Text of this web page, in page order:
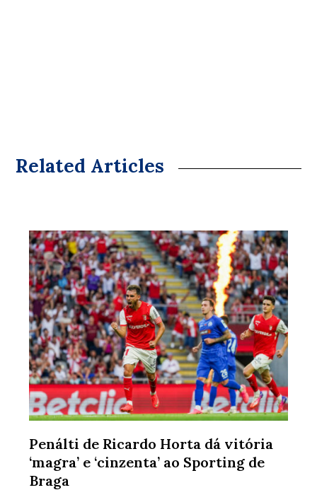
Related Articles
Penálti de Ricardo Horta dá vitória
‘magra’ e ‘cinzenta’ ao Sporting de
Braga